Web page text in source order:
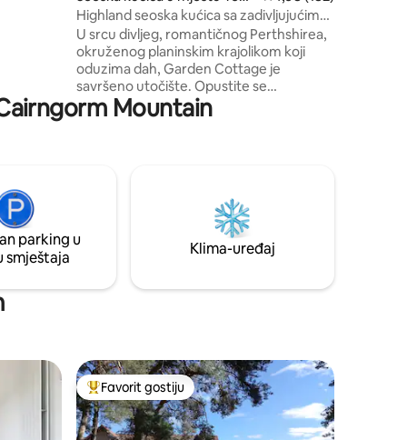
par
Highland seoska kućica sa zadivljujućim
pogledom
U srcu divljeg, romantičnog Perthshirea,
okruženog planinskim krajolikom koji
oduzima dah, Garden Cottage je
savršeno utočište. Opustite se
promatrajući jezero, lutajte poljima i
posmatrajte divlje životinje ili krenite
duhu života na škotskoj zemlji. Tradicija,
autentičnost i udobnost uz kamin
upotpunjuju savremeni namještaj i
lagane prozračne prostore.
Mountain
parking u
smještaja
Klima-uređaj
Glavni favorit gostiju
Favorit gostiju